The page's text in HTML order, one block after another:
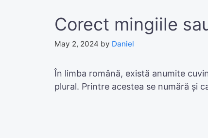
Corect mingiile
May 2, 2024 by Daniel
În limba română, există anumite
plural. Printre acestea se numără și